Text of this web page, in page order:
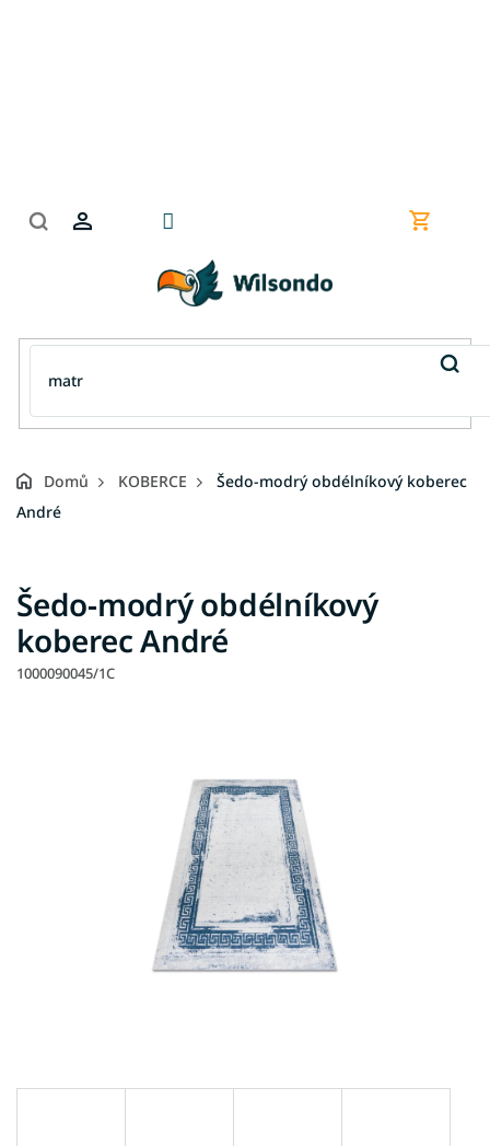
Nákupní
Domů KOBERCE
Šedo-modrý obdélníkový koberec
André
Šedo-modrý obdélníkový
koberec André
1000090045/1C